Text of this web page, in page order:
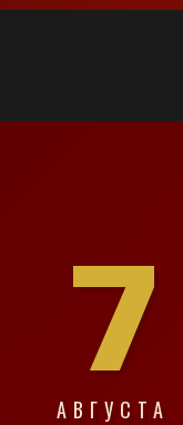
7
АВГУСТА